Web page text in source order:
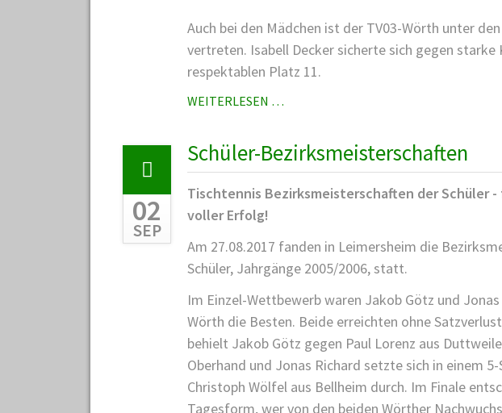
Auch bei den Mädchen ist der TV03-Wörth unter
vertreten. Isabell Decker sicherte sich gegen starke
respektablen Platz 11.
WEITERLESEN …
DER
SCHÜLER/-
INNEN
Schüler-Bezirksmeisterschaften
02
SEP
Tischtennis Bezirksmeisterschaften der Schüler -
voller Erfolg!
Am 27.08.2017 fanden in Leimersheim die
Schüler, Jahrgänge 2005/2006, statt.
Im Einzel-Wettbewerb waren Jakob Götz und
Wörth die Besten. Beide erreichten ohne
behielt Jakob Götz gegen Paul Lorenz aus
Oberhand und Jonas Richard setzte sich in einem
Christoph Wölfel aus Bellheim durch. Im Finale
Tagesform, wer von den beiden Wörther